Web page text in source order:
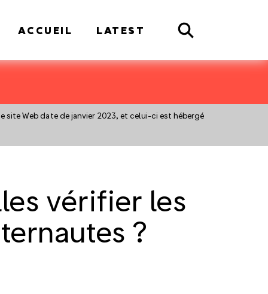
site Web date de janvier 2023, et celui-ci est hébergé
ACCUEIL LATEST Search
vérifier les
?